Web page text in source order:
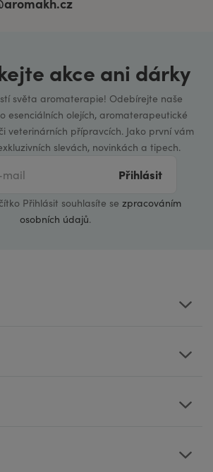
akce ani dárky
světa aromaterapie! Odebírejte naše
esenciálních olejích, aromaterapeutické
veterinárních přípravcích. Jako první vám
slevách, novinkách a tipech.
Přihlásit
Přihlásit souhlasíte se zpracováním
osobních údajů.